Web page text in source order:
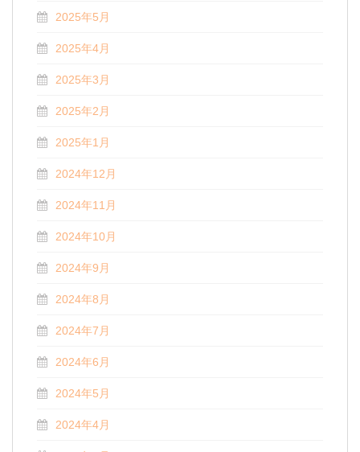
2025年5月
2025年4月
2025年3月
2025年2月
2025年1月
2024年12月
2024年11月
2024年10月
2024年9月
2024年8月
2024年7月
2024年6月
2024年5月
2024年4月